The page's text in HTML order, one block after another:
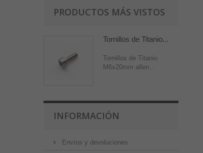
PRODUCTOS MÁS VISTOS
Tornillos de Titanio...
Tornillos de Titanio
M6x20mm allen...
INFORMACIÓN
Envíos y devoluciones